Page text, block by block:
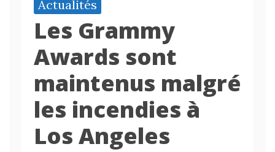
Actualités
Les Grammy
Awards sont
maintenus malgré
les incendies à
Los Angeles